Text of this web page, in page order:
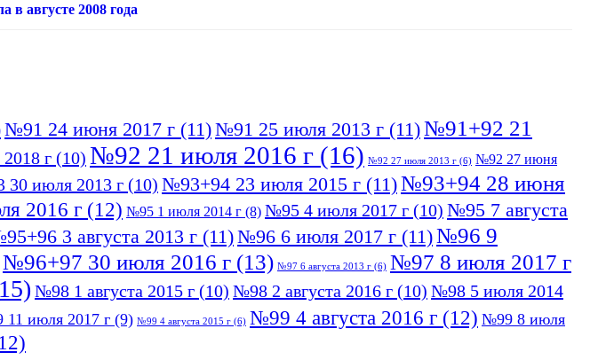
в августе 2008 года
№91 24 июня 2017 г (11)№91 25 июля 2013 г (11)№91+92 21
г (10) №92 21 июля 2016 г (16) №92 27 июля 2013 г (6) №92 27 июня
30 июля 2013 г (10) №93+94 23 июля 2015 г (11)№93+94 28 июня
2016 г (12) №95 1 июля 2014 г (8) №95 4 июля 2017 г (10) №95 7 августа
3 августа 2013 г (11)№96 6 июля 2017 г (11)№96 9
№96+97 30 июля 2016 г (13) №97 6 августа 2013 г (6) №97 8 июля 2017 г
№98 1 августа 2015 г (10) №98 2 августа 2016 г (10) №98 5 июля 2014
июля 2017 г (9) №99 4 августа 2015 г (6) №99 4 августа 2016 г (12) №99 8 июля